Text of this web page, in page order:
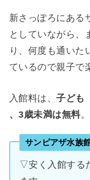
新さっぽろにある
としていながら、
り、何度も通いた
ているので親子で
入館料は、子ども
、3歳未満は無料。
サンピアザ水族
▽安く入館する